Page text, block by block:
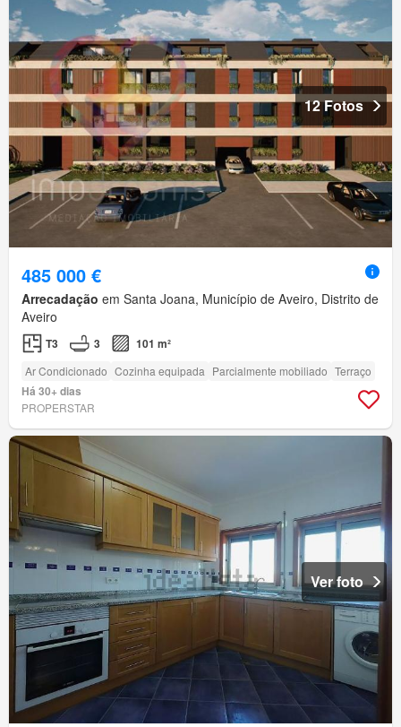
12 Fotos
485 000 €
Arrecadação em Santa Joana, Município de Aveiro, Distrito de
Aveiro
T3 3 101 m²
Ar Condicionado Cozinha equipada Parcialmente mobiliado Terraço
Há 30+ dias
PROPERSTAR
Ver foto